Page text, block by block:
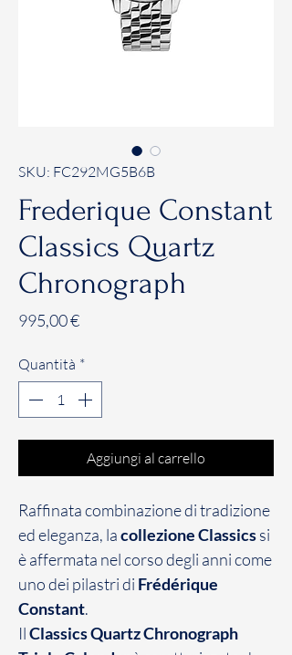
SKU: FC292MG5B6B
Frederique Constant
Classics Quartz
Chronograph
995,00 €Prezzo
Quantità *
Aggiungi al carrello
Raffinata combinazione di tradizione
ed eleganza, lacollezione Classicssi
è affermata nel corso degli anni come
uno dei pilastri di Frédérique
Constant.
IlClassics Quartz Chronograph